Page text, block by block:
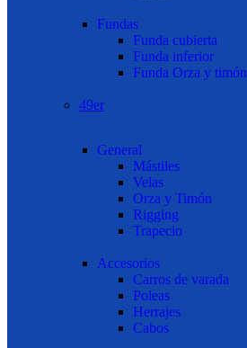
Fundas
Funda cubierta
Funda inferior
Funda Orza y timón
49er
General
Mástiles
Velas
Orza y Timón
Rigging
Trapecio
Accesorios
Carros de varada
Poleas
Herrajes
Cabos